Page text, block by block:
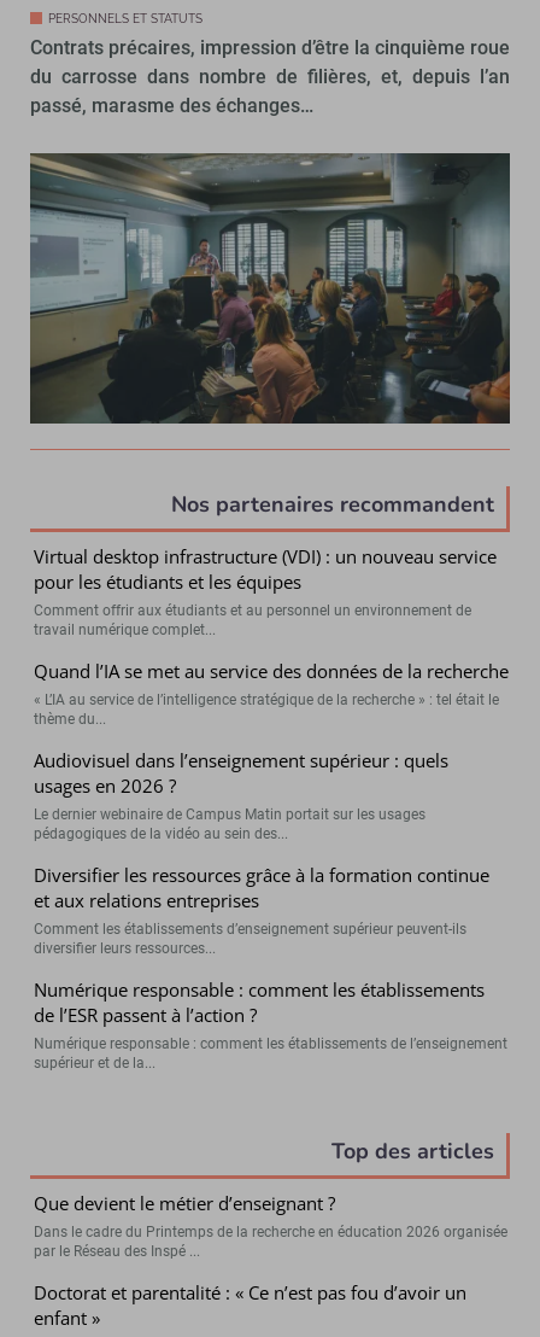
PERSONNELS ET STATUTS
Contrats précaires, impression d’être la cinquième roue
du carrosse dans nombre de filières, et, depuis l’an
passé, marasme des échanges…
Nos partenaires recommandent
Virtual desktop infrastructure (VDI) : un nouveau service
pour les étudiants et les équipes
Comment offrir aux étudiants et au personnel un environnement de
travail numérique complet...
Quand l’IA se met au service des données de la recherche
« L’IA au service de l’intelligence stratégique de la recherche » : tel était le
thème du...
Audiovisuel dans l’enseignement supérieur : quels
usages en 2026 ?
Le dernier webinaire de Campus Matin portait sur les usages
pédagogiques de la vidéo au sein des...
Diversifier les ressources grâce à la formation continue
et aux relations entreprises
Comment les établissements d’enseignement supérieur peuvent-ils
diversifier leurs ressources...
Numérique responsable : comment les établissements
de l’ESR passent à l’action ?
Numérique responsable : comment les établissements de l’enseignement
supérieur et de la...
Top des articles
Que devient le métier d’enseignant ?
Dans le cadre du Printemps de la recherche en éducation 2026 organisée
par le Réseau des Inspé ...
Doctorat et parentalité : « Ce n’est pas fou d’avoir un
enfant »